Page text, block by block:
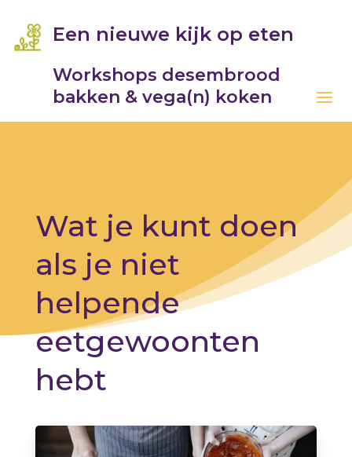
Een nieuwe kijk op eten
Workshops desembrood
bakken & vega(n) koken
Wat je kunt doen
als je niet
helpende
eetgewoonten
hebt